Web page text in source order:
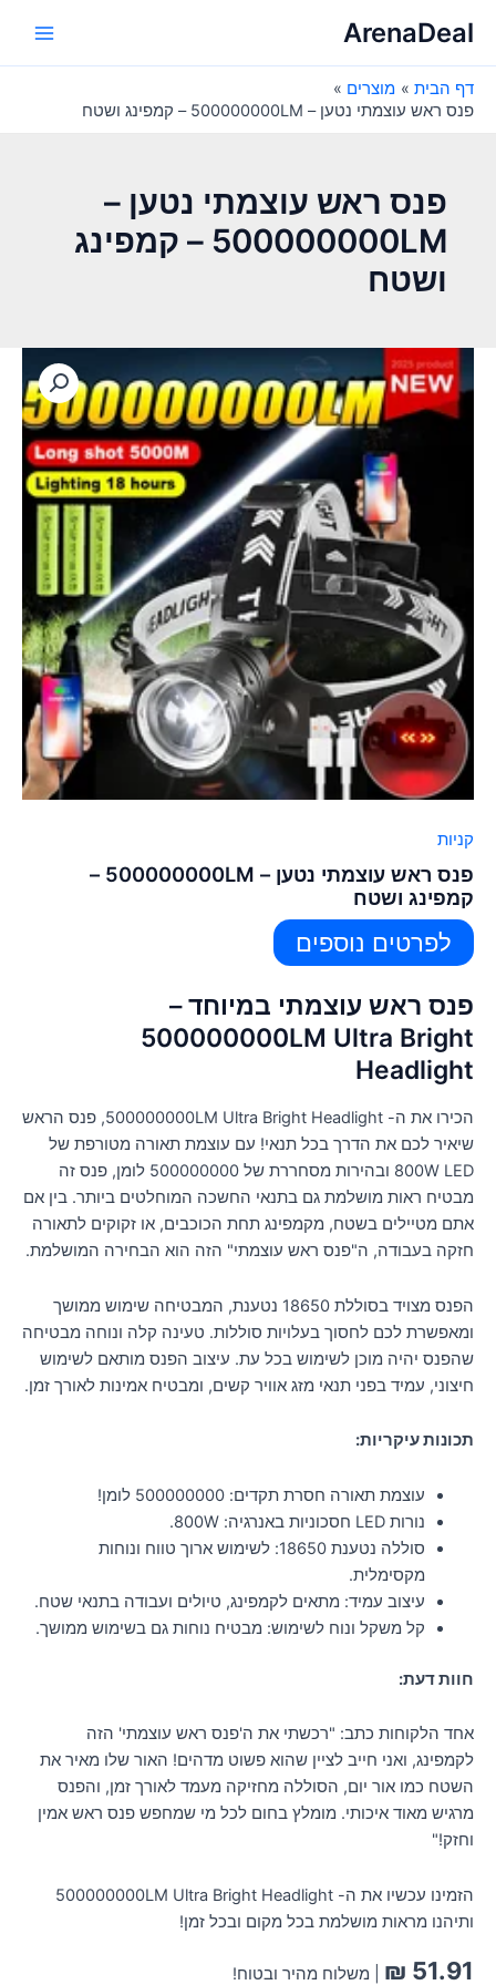
לתוכןArenaDeal
דף הבית
מוצרים
פנס ראש עוצמתי נטען – 500000000LM – קמפינג ושטח
פנס ראש עוצמתי נטען –
500000000LM – קמפינג
ושטח
קניות
פנס ראש עוצמתי נטען – 500000000LM –
קמפינג ושטח
לפרטים נוספים
פנס ראש עוצמתי במיוחד –
500000000LM Ultra Bright
Headlight
הכירו את ה- 500000000LM Ultra Bright Headlight, פנס הראש
שיאיר לכם את הדרך בכל תנאי! עם עוצמת תאורה מטורפת של
800W LED ובהירות מסחררת של 500000000 לומן, פנס זה
מבטיח ראות מושלמת גם בתנאי החשכה המוחלטים ביותר. בין אם
אתם מטיילים בשטח, מקמפינג תחת הכוכבים, או זקוקים לתאורה
חזקה בעבודה, ה"פנס ראש עוצמתי" הזה הוא הבחירה המושלמת.
הפנס מצויד בסוללת 18650 נטענת, המבטיחה שימוש ממושך
ומאפשרת לכם לחסוך בעלויות סוללות. טעינה קלה ונוחה מבטיחה
שהפנס יהיה מוכן לשימוש בכל עת. עיצוב הפנס מותאם לשימוש
חיצוני, עמיד בפני תנאי מזג אוויר קשים, ומבטיח אמינות לאורך זמן.
תכונות עיקריות:
עוצמת תאורה חסרת תקדים: 500000000 לומן!
נורות LED חסכוניות באנרגיה: 800W.
סוללה נטענת 18650: לשימוש ארוך טווח ונוחות
מקסימלית.
עיצוב עמיד: מתאים לקמפינג, טיולים ועבודה בתנאי שטח.
קל משקל ונוח לשימוש: מבטיח נוחות גם בשימוש ממושך.
חוות דעת:
אחד הלקוחות כתב: "רכשתי את ה'פנס ראש עוצמתי' הזה
לקמפינג, ואני חייב לציין שהוא פשוט מדהים! האור שלו מאיר את
השטח כמו אור יום, הסוללה מחזיקה מעמד לאורך זמן, והפנס
מרגיש מאוד איכותי. מומלץ בחום לכל מי שמחפש פנס ראש אמין
וחזק!"
הזמינו עכשיו את ה- 500000000LM Ultra Bright Headlight
ותיהנו מראות מושלמת בכל מקום ובכל זמן!
₪ 51.91 | משלוח מהיר ובטוח!